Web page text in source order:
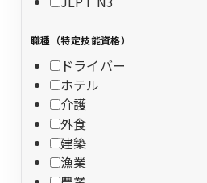
職種（特定技能資格）
ドライバー
ホテル
介護
外食
建築
漁業